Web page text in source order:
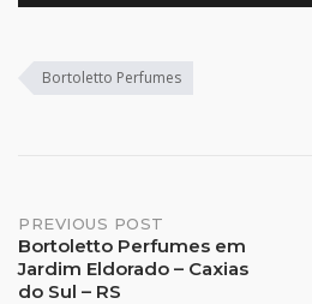
Bortoletto Perfumes
Post
navigation
PREVIOUS POST
Bortoletto Perfumes em
Jardim Eldorado – Caxias
do Sul – RS